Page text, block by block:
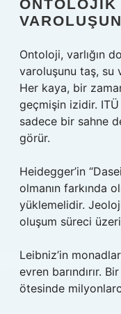
Ontoloji, varlığın
varoluşunu taş, su
Her kaya, bir
geçmişin izidir.
sadece bir sahne
görür.
Heidegger’in
olmanın farkında
yüklemelidir.
oluşum süreci
Leibniz’in
evren barındırır.
ötesinde